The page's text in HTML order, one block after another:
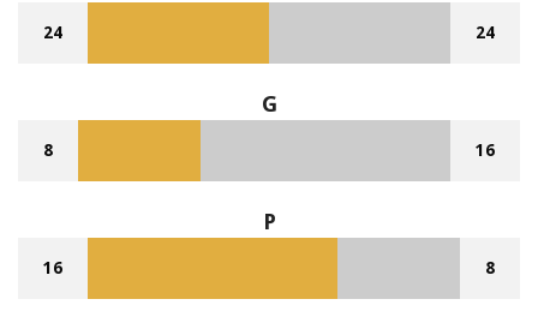
24 24
G
8 16
P
16 8